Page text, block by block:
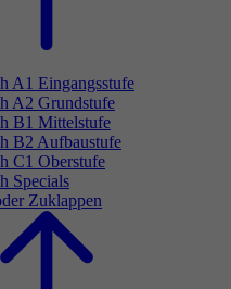
A1 Eingangsstufe
A2 Grundstufe
B1 Mittelstufe
B2 Aufbaustufe
C1 Oberstufe
Specials
Zuklappen